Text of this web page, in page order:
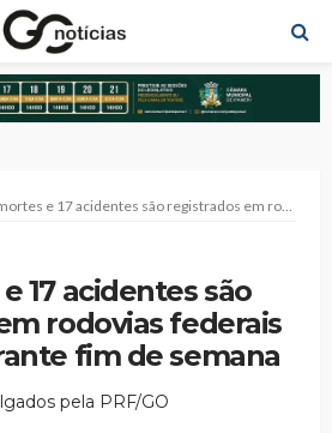
e 17 acidentes são registrados em rodovias federais de Goiás durante fim de semana
17 acidentes são
rodovias federais
fim de semana
pela PRF/GO